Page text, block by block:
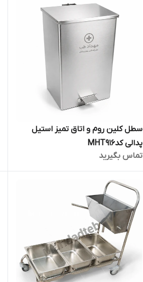
سطل کلین روم و اتاق تمیز استیل
پدالی کدMHT916
تماس بگیرید